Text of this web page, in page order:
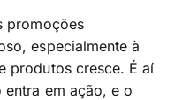
promoções
especialmente à
produtos cresce. É aí
em ação, e o